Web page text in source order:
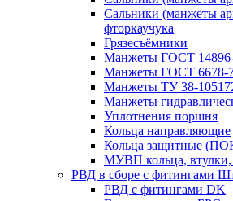
Сальники (манжеты
фторкаучука
Грязесъёмники
Манжеты ГОСТ
Манжеты ГОСТ 6678-
Манжеты ТУ 38-
Манжеты
Уплотнения поршня
Кольца направляющие
Кольца защитные
МУВП кольца, втулки,
РВД в сборе с фитингами
РВД с фитингами DK